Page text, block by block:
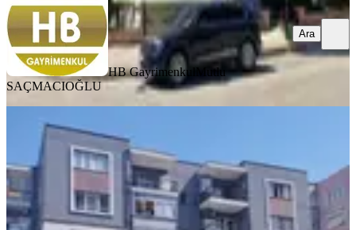
HB Gayrimenkul
Mutlu
SAÇMACIOĞLU
Ara
Hb'den 3+1 Kiralık
Daire,cumhuriyet'de Doğalgazlı,cadde
Üzeri
Efeler, Cumhuriyet Mahallesi
3+1
· 100 m²·2. Kat·05.08.2026